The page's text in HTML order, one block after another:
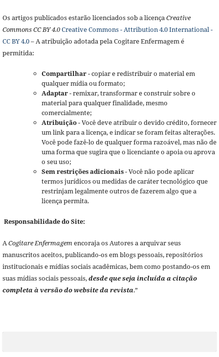
Os artigos publicados estarão licenciados sob a licençaCreative
Commons CC BY 4.0Creative Commons - Attribution 4.0 International -
CC BY 4.0– A atribuição adotada pela Cogitare Enfermagem é
permitida:
Compartilhar- copiar e redistribuir o material em
qualquer mídia ou formato;
Adaptar- remixar, transformar e construir sobre o
material para qualquer finalidade, mesmo
comercialmente;
Atribuição- Você deve atribuir o devido crédito, fornecer
um link para a licença, e indicar se foram feitas alterações.
Você pode fazê-lo de qualquer forma razoável, mas não de
uma forma que sugira que o licenciante o apoia ou aprova
o seu uso;
Sem restrições adicionais- Você não pode aplicar
termos jurídicos ou medidas de caráter tecnológico que
restrinjam legalmente outros de fazerem algo que a
licença permita.
Responsabilidade do Site:
ACogitare Enfermagemencoraja os Autores a arquivar seus
manuscritos aceitos, publicando-os em blogs pessoais, repositórios
institucionais e mídias sociais acadêmicas, bem como postando-os em
suas mídias sociais pessoais,desde que seja incluída a citação
completa à versão do website da revista.”